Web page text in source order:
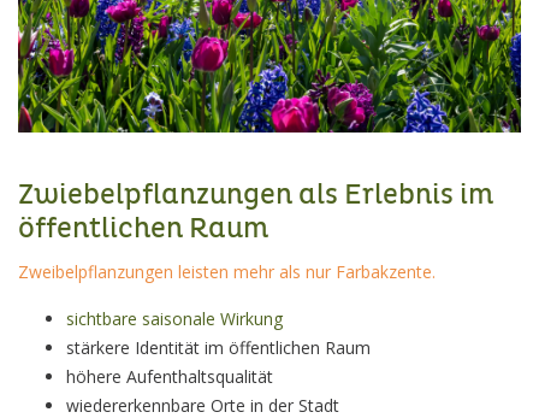
Zwiebelpflanzungen als Erlebnis im
öffentlichen Raum
Zweibelpflanzungen leisten mehr als nur Farbakzente.
sichtbare saisonale Wirkung
stärkere Identität im öffentlichen Raum
höhere Aufenthaltsqualität
wiedererkennbare Orte in der Stadt